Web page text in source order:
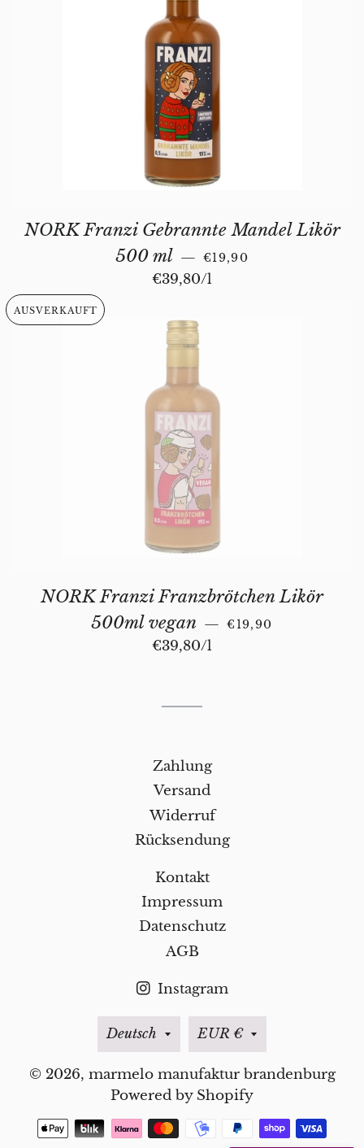
NORK Franzi Gebrannte Mandel Likör
500 ml — NORMALER PREIS
€19,90
Stückpreis
€39,80/pro
l
AUSVERKAUFT
NORK Franzi Franzbrötchen Likör
500ml vegan — NORMALER PREIS
€19,90
Stückpreis
€39,80/pro
l
Zahlung
Versand
Widerruf
Rücksendung
Kontakt
Impressum
Datenschutz
AGB
Instagram
Sprache
Deutsch Währung
EUR €
© 2026, marmelo manufaktur brandenburg
Powered by Shopify
Zahlungsmethoden